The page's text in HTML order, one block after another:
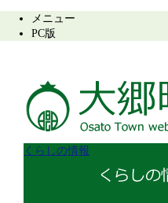
メニュー
PC版
くらしの情報